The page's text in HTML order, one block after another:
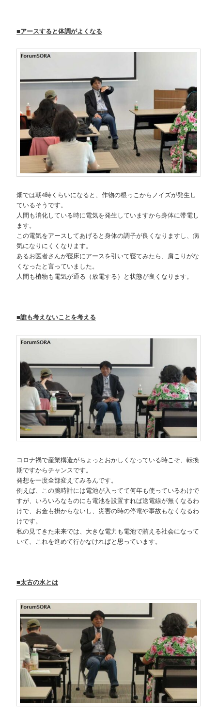
■アースすると体調がよくなる
畑では朝4時くらいになると、作物の根っこからノイズが発生し
ているそうです。
人間も消化している時に電気を発生していますから身体に帯電し
ます。
この電気をアースしてあげると身体の調子が良くなりますし、病
気になりにくくなります。
あるお医者さんが寝床にアースを引いて寝てみたら、肩こりがな
くなったと言っていました。
人間も植物も電気が通る（放電する）と状態が良くなります。
■誰も考えないことを考える
コロナ禍で産業構造がちょっとおかしくなっている時こそ、転換
期ですからチャンスです。
発想を一度全部変えてみるんです。
例えば、この腕時計には電池が入ってて何年も使っているわけで
すが、いろいろなものにも電池を設置すれば送電線が無くなるわ
けで、お金も掛からないし、災害の時の停電や事故もなくなるわ
けです。
私の見てきた未来では、大きな電力も電池で賄える社会になって
いて、これを進めて行かなければと思っています。
■太古の水とは